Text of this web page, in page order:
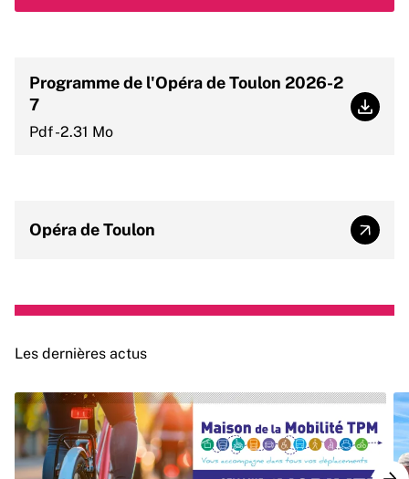
Programme de l'Opéra de Toulon 2026-2
7
Pdf -2.31 Mo
Opéra de Toulon
Les dernières actus